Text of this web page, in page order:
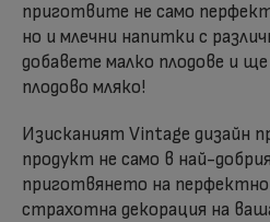
приготвите не само
но и млечни напитки с
добавете малко плодове и
плодово мляко!
Изисканият Vintage дизайн
продукт не само в най-
приготвянето на
страхотна декорация на